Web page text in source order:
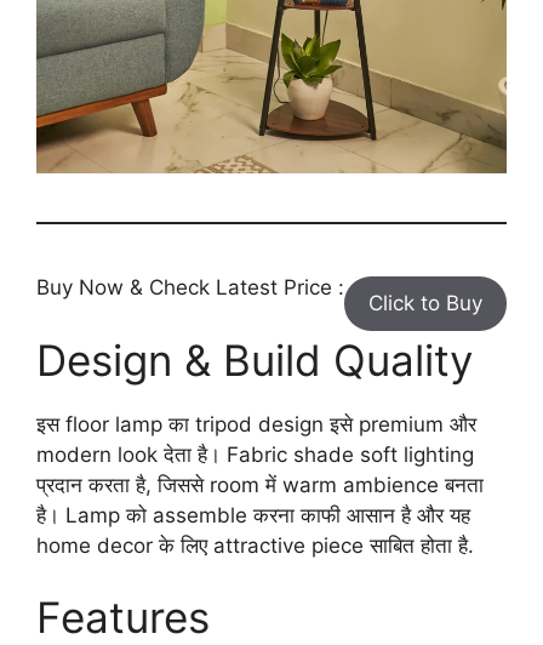
Buy Now & Check Latest Price :
Click to Buy
Design & Build Quality
इस floor lamp का tripod design इसे premium और
modern look देता है। Fabric shade soft lighting
प्रदान करता है, जिससे room में warm ambience बनता
है। Lamp को assemble करना काफी आसान है और यह
home decor के लिए attractive piece साबित होता है.
Features